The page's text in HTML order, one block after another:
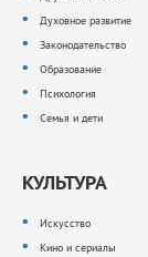
Духовное развитие
Законодательство
Образование
Психология
Семья и дети
КУЛЬТУРА
Искусство
Кино и сериалы